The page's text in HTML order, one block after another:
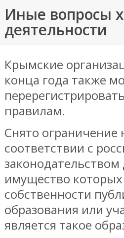
Иные вопросы
деятельности
Крымские
конца года также
правилам.
Снято ограничение
соответствии с
имущество
собственности
образования или
является такое